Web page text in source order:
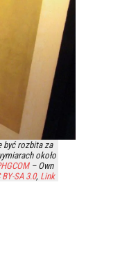
być rozbita za
około
– Own
BY-SA 3.0, Link